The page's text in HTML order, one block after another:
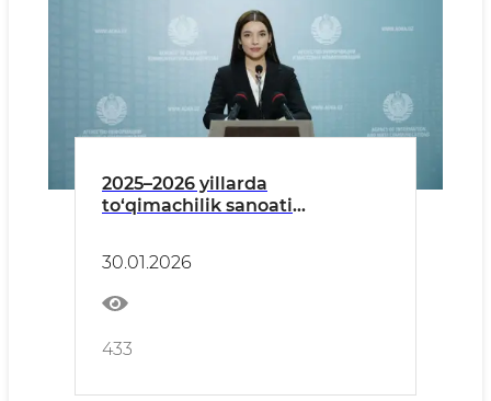
2025–2026 yillarda
to‘qimachilik sanoati
30.01.2026
433